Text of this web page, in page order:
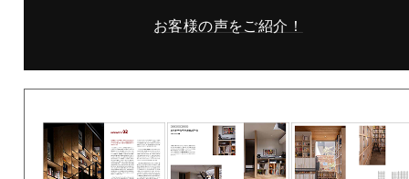
お客様の声をご紹介！